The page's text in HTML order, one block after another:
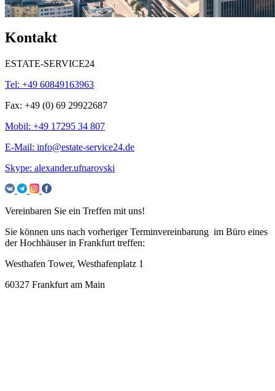
Kontakt
ESTATE-SERVICE24
Tel: +49 60849163963
Fax: +49 (0) 69 29922687
Mobil: +49 17295 34 807
E-Mail: info@estate-service24.de
Skype: alexander.ufnarovski
Vereinbaren Sie ein Treffen mit uns!
Sie können uns nach vorheriger Terminvereinbarung im Büro eines
der Hochhäuser in Frankfurt treffen:
Westhafen Tower, Westhafenplatz 1
60327 Frankfurt am Main